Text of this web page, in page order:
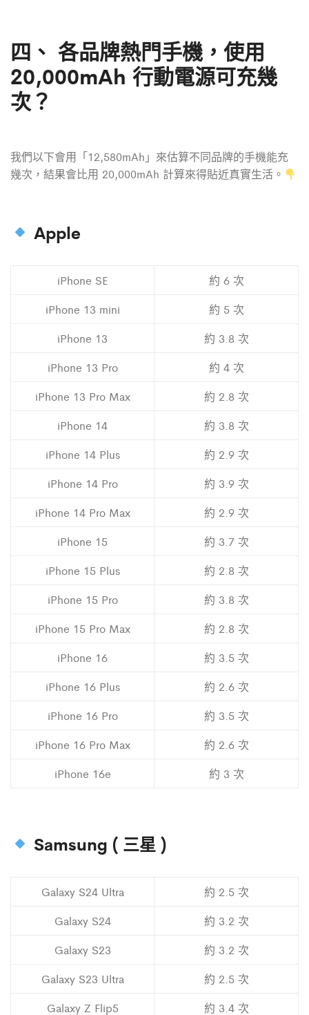
四、 各品牌熱門手機，使用
20,000mAh 行動電源可充幾
次？
我們以下會用「12,580mAh」來估算不同品牌的手機能充
幾次，結果會比用 20,000mAh 計算來得貼近真實生活。
Apple
iPhone SE
約 6 次
iPhone 13 mini
約 5 次
iPhone 13
約 3.8 次
iPhone 13 Pro
約 4 次
iPhone 13 Pro Max
約 2.8 次
iPhone 14
約 3.8 次
iPhone 14 Plus
約 2.9 次
iPhone 14 Pro
約 3.9 次
iPhone 14 Pro Max
約 2.9 次
iPhone 15
約 3.7 次
iPhone 15 Plus
約 2.8 次
iPhone 15 Pro
約 3.8 次
iPhone 15 Pro Max
約 2.8 次
iPhone 16
約 3.5 次
iPhone 16 Plus
約 2.6 次
iPhone 16 Pro
約 3.5 次
iPhone 16 Pro Max
約 2.6 次
iPhone 16e
約 3 次
Samsung ( 三星 )
Galaxy S24 Ultra
約 2.5 次
Galaxy S24
約 3.2 次
Galaxy S23
約 3.2 次
Galaxy S23 Ultra
約 2.5 次
Galaxy Z Flip5
約 3.4 次